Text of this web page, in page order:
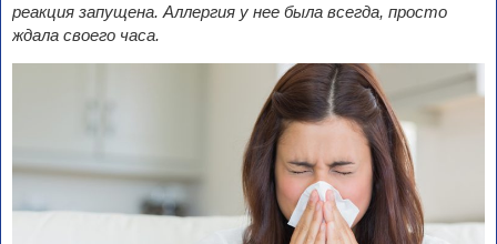
реакция запущена. Аллергия у нее была всегда, просто
ждала своего часа.